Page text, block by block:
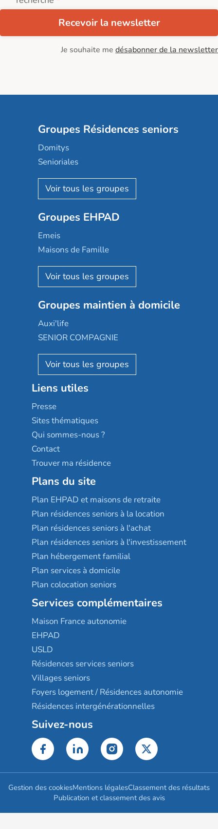
Recevoir la newsletter
Je souhaite me désabonner de la newsletter
Groupes Résidences seniors
Domitys
Senioriales
Nohée
Les Résidentiels
Mobicap
Domusvi
Happy Senior
Aquarelia
Nexity edenea
Les jardins d'Arcadie
Occitalia
Appartseniors
Reseda
Stella management
Les villages d'or
Sérénys
Résidences services Villa Médicis
Groupes EHPAD
Emeis
Maisons de Famille
Korian
Emera
Groupe SOS
Le Noble Âge
Almage
Résidalya
Groupe aplus
Groupes maintien à domicile
Auxi'life
SENIOR COMPAGNIE
AGE D'OR Services
Liens utiles
Presse
Sites thématiques
Qui sommes-nous ?
Contact
Trouver ma résidence
Plans du site
Plan EHPAD et maisons de retraite
Plan résidences seniors à la location
Plan résidences seniors à l'achat
Plan résidences seniors à l'investissement
Plan hébergement familial
Plan services à domicile
Plan colocation seniors
Services complémentaires
Maison France autonomie
EHPAD
USLD
Résidences services seniors
Villages seniors
Foyers logement / Résidences autonomie
Résidences intergénérationnelles
Suivez-nous
Gestion des cookiesMentions légalesClassement des résultats
Publication et classement des avis